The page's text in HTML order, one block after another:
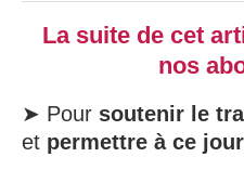
La suite de cet
nos
➤ Pour soutenir le
et permettre à ce